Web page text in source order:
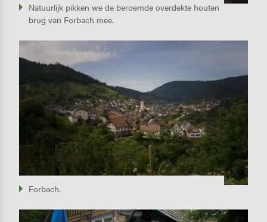
Natuurlijk pikken we de beroemde overdekte houten
brug van Forbach mee.
Image
Forbach.
Image